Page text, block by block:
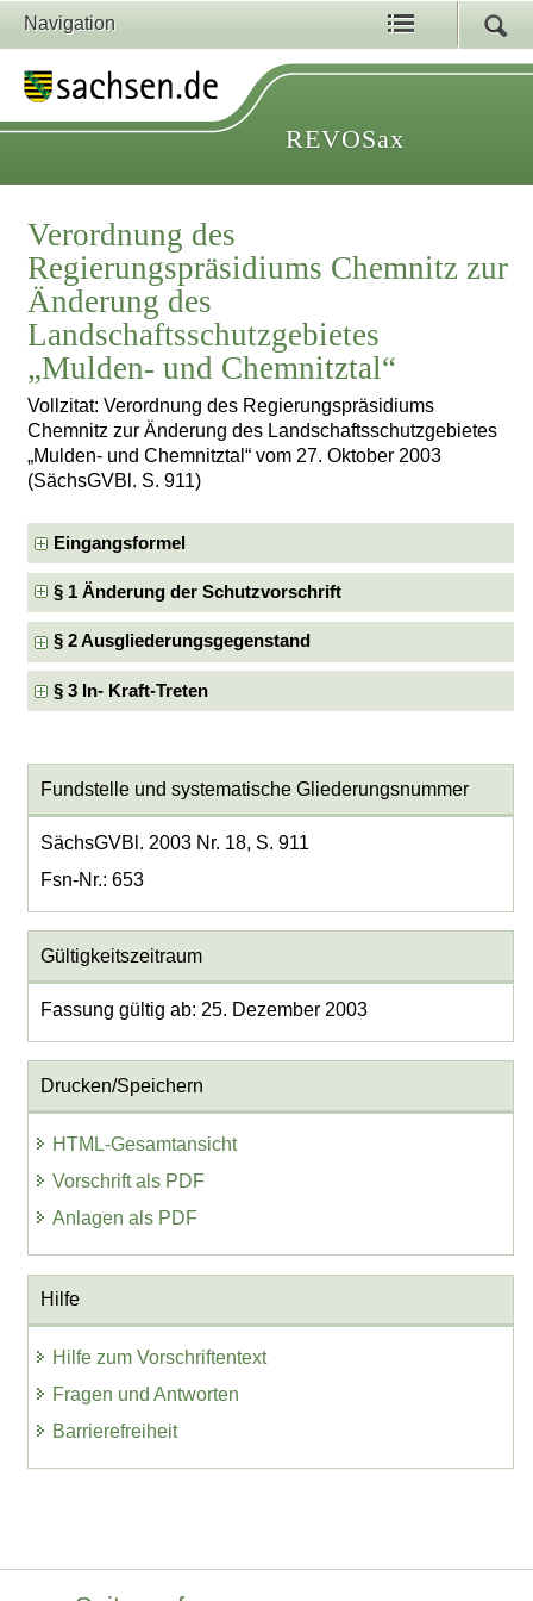
Navigation
REVOSax
Verordnung des
Regierungspräsidiums Chemnitz zur
Änderung des
Landschaftsschutzgebietes
„Mulden- und Chemnitztal“
Vollzitat: Verordnung des Regierungspräsidiums
Chemnitz zur Änderung des Landschaftsschutzgebietes
„Mulden- und Chemnitztal“ vom 27. Oktober 2003
(SächsGVBl. S. 911)
Eingangsformel
§ 1 Änderung der Schutzvorschrift
§ 2 Ausgliederungsgegenstand
§ 3 In- Kraft-Treten
Fundstelle und systematische Gliederungsnummer
SächsGVBl. 2003 Nr. 18, S. 911
Fsn-Nr.: 653
Gültigkeitszeitraum
Fassung gültig ab: 25. Dezember 2003
Drucken/Speichern
HTML-Gesamtansicht
Vorschrift als PDF
Anlagen als PDF
Hilfe
Hilfe zum Vorschriftentext
Fragen und Antworten
Barrierefreiheit